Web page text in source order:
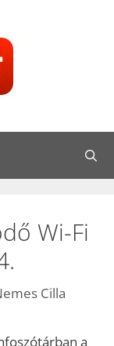
Wi-Fi
Cilla
a